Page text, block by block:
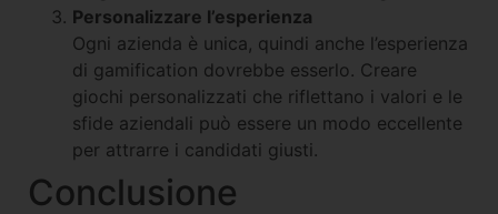
Personalizzare l’esperienza
Ogni azienda è unica, quindi anche l’esperienza
di gamification dovrebbe esserlo. Creare
giochi personalizzati che riflettano i valori e le
sfide aziendali può essere un modo eccellente
per attrarre i candidati giusti.
Conclusione